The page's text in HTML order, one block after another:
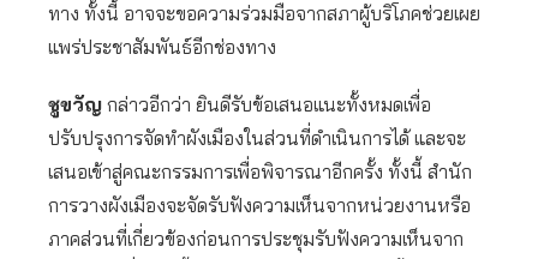
ทาง ทั้งนี้ อาจจะขอความร่วมมือจากสภาผู้บริโภคช่วยเผย
แพร่ประชาสัมพันธ์อีกช่องทาง
ชูขวัญ กล่าวอีกว่า ยินดีรับข้อเสนอแนะทั้งหมดเพื่อ
ปรับปรุงการจัดทำผังเมืองในส่วนที่ดำเนินการได้ และจะ
เสนอเข้าสู่คณะกรรมการเพื่อพิจารณาอีกครั้ง ทั้งนี้ สำนัก
การวางผังเมืองจะจัดรับฟังความเห็นจากหน่วยงานหรือ
ภาคส่วนที่เกี่ยวข้องก่อนการประชุมรับฟังความเห็นจาก